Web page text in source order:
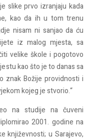
slike prvo izranjaju kada
kao da ih u tom trenu
nisam ni sanjao da ću
iz malog mjesta, sa
velike škole i pogotovo
kao što je to danas sa
znak Božije providnosti i
kojeg je stvorio.“
na studije na čuveni
2001. godine na
književnosti; u Sarajevo,